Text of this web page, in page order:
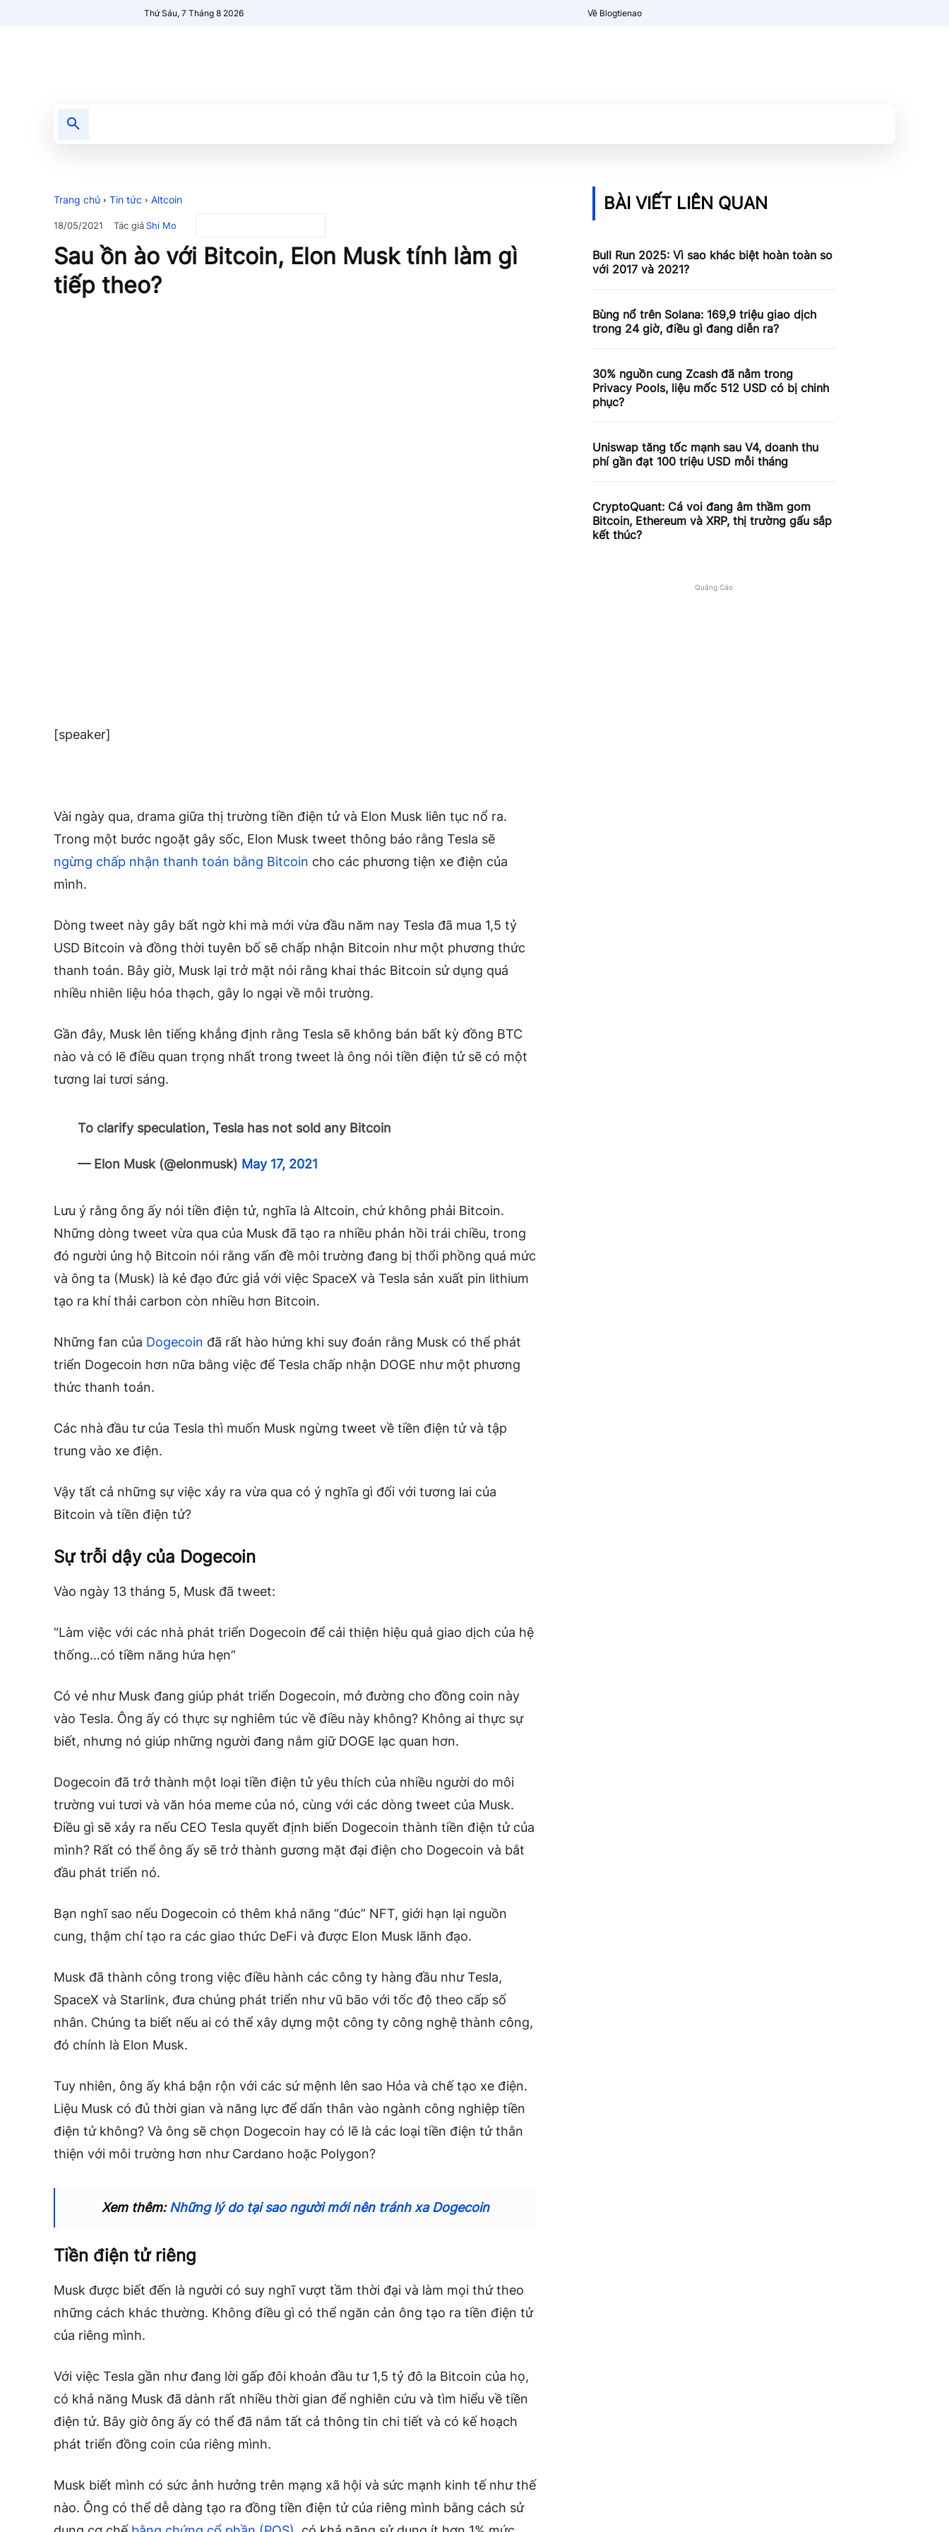
Thứ Sáu, 7 Tháng 8 2026 Về Blogtienao
Trang chủ Tin tức Altcoin
18/05/2021 Tác giảShi Mo
Sau ồn ào với Bitcoin, Elon Musk tính làm gì
tiếp theo?
[speaker]
Vài ngày qua, drama giữa thị trường tiền điện tử và Elon Musk liên tục nổ ra.
Trong một bước ngoặt gây sốc, Elon Musk tweet thông báo rằng Tesla sẽ
ngừng chấp nhận thanh toán bằng Bitcoin cho các phương tiện xe điện của
mình.
Dòng tweet này gây bất ngờ khi mà mới vừa đầu năm nay Tesla đã mua 1,5 tỷ
USD Bitcoin và đồng thời tuyên bố sẽ chấp nhận Bitcoin như một phương thức
thanh toán. Bây giờ, Musk lại trở mặt nói rằng khai thác Bitcoin sử dụng quá
nhiều nhiên liệu hóa thạch, gây lo ngại về môi trường.
Gần đây, Musk lên tiếng khẳng định rằng Tesla sẽ không bán bất kỳ đồng BTC
nào và có lẽ điều quan trọng nhất trong tweet là ông nói tiền điện tử sẽ có một
tương lai tươi sáng.
To clarify speculation, Tesla has not sold any Bitcoin
— Elon Musk (@elonmusk) May 17, 2021
Lưu ý rằng ông ấy nói tiền điện tử, nghĩa là Altcoin, chứ không phải Bitcoin.
Những dòng tweet vừa qua của Musk đã tạo ra nhiều phản hồi trái chiều, trong
đó người ủng hộ Bitcoin nói rằng vấn đề môi trường đang bị thổi phồng quá mức
và ông ta (Musk) là kẻ đạo đức giả với việc SpaceX và Tesla sản xuất pin lithium
tạo ra khí thải carbon còn nhiều hơn Bitcoin.
Những fan của Dogecoin đã rất hào hứng khi suy đoán rằng Musk có thể phát
triển Dogecoin hơn nữa bằng việc để Tesla chấp nhận DOGE như một phương
thức thanh toán.
Các nhà đầu tư của Tesla thì muốn Musk ngừng tweet về tiền điện tử và tập
trung vào xe điện.
Vậy tất cả những sự việc xảy ra vừa qua có ý nghĩa gì đối với tương lai của
Bitcoin và tiền điện tử?
Sự trỗi dậy của Dogecoin
Vào ngày 13 tháng 5, Musk đã tweet:
“Làm việc với các nhà phát triển Dogecoin để cải thiện hiệu quả giao dịch của hệ
thống…có tiềm năng hứa hẹn”
Có vẻ như Musk đang giúp phát triển Dogecoin, mở đường cho đồng coin này
vào Tesla. Ông ấy có thực sự nghiêm túc về điều này không? Không ai thực sự
biết, nhưng nó giúp những người đang nắm giữ DOGE lạc quan hơn.
Dogecoin đã trở thành một loại tiền điện tử yêu thích của nhiều người do môi
trường vui tươi và văn hóa meme của nó, cùng với các dòng tweet của Musk.
Điều gì sẽ xảy ra nếu CEO Tesla quyết định biến Dogecoin thành tiền điện tử của
mình? Rất có thể ông ấy sẽ trở thành gương mặt đại điện cho Dogecoin và bắt
đầu phát triển nó.
Bạn nghĩ sao nếu Dogecoin có thêm khả năng “đúc” NFT, giới hạn lại nguồn
cung, thậm chí tạo ra các giao thức DeFi và được Elon Musk lãnh đạo.
Musk đã thành công trong việc điều hành các công ty hàng đầu như Tesla,
SpaceX và Starlink, đưa chúng phát triển như vũ bão với tốc độ theo cấp số
nhân. Chúng ta biết nếu ai có thể xây dựng một công ty công nghệ thành công,
đó chính là Elon Musk.
Tuy nhiên, ông ấy khá bận rộn với các sứ mệnh lên sao Hỏa và chế tạo xe điện.
Liệu Musk có đủ thời gian và năng lực để dấn thân vào ngành công nghiệp tiền
điện tử không? Và ông sẽ chọn Dogecoin hay có lẽ là các loại tiền điện tử thân
thiện với môi trường hơn như Cardano hoặc Polygon?
Xem thêm:Những lý do tại sao người mới nên tránh xa Dogecoin
Tiền điện tử riêng
Musk được biết đến là người có suy nghĩ vượt tầm thời đại và làm mọi thứ theo
những cách khác thường. Không điều gì có thể ngăn cản ông tạo ra tiền điện tử
của riêng mình.
Với việc Tesla gần như đang lời gấp đôi khoản đầu tư 1,5 tỷ đô la Bitcoin của họ,
có khả năng Musk đã dành rất nhiều thời gian để nghiên cứu và tìm hiểu về tiền
điện tử. Bây giờ ông ấy có thể đã nắm tất cả thông tin chi tiết và có kế hoạch
phát triển đồng coin của riêng mình.
Musk biết mình có sức ảnh hưởng trên mạng xã hội và sức mạnh kinh tế như thế
nào. Ông có thể dễ dàng tạo ra đồng tiền điện tử của riêng mình bằng cách sử
BÀI VIẾT LIÊN QUAN
Bull Run 2025: Vì sao khác biệt hoàn toàn so
với 2017 và 2021?
Bùng nổ trên Solana: 169,9 triệu giao dịch
trong 24 giờ, điều gì đang diễn ra?
30% nguồn cung Zcash đã nằm trong
Privacy Pools, liệu mốc 512 USD có bị chinh
phục?
Uniswap tăng tốc mạnh sau V4, doanh thu
phí gần đạt 100 triệu USD mỗi tháng
CryptoQuant: Cá voi đang âm thầm gom
Bitcoin, Ethereum và XRP, thị trường gấu sắp
kết thúc?
Quảng Cáo